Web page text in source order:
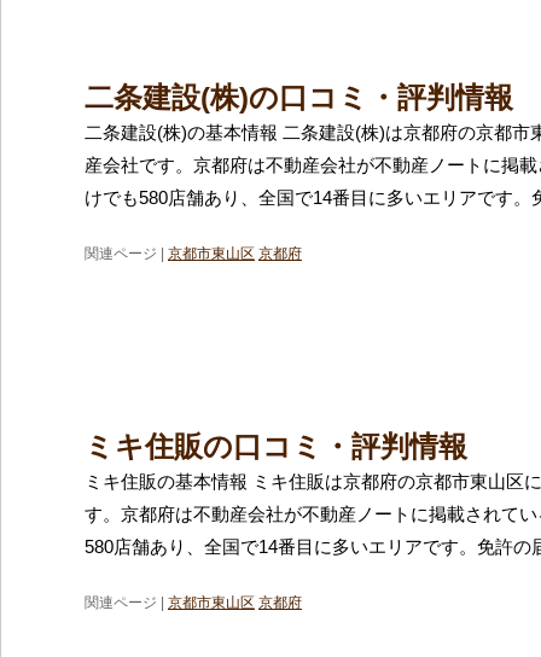
二条建設(株)の口コミ・評判情報
二条建設(株)の基本情報 二条建設(株)は京都府の京都市
産会社です。京都府は不動産会社が不動産ノートに掲
けでも580店舗あり、全国で14番目に多いエリアです。
関連ページ | 京都市東山区 京都府
ミキ住販の口コミ・評判情報
ミキ住販の基本情報 ミキ住販は京都府の京都市東山区
す。京都府は不動産会社が不動産ノートに掲載されて
580店舗あり、全国で14番目に多いエリアです。免許の
関連ページ | 京都市東山区 京都府